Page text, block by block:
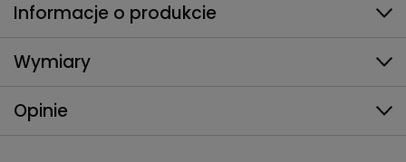
Informacje o produkcie
Wymiary
Opinie